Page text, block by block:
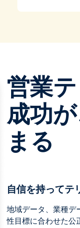
営業
成功
まる
自信を持ってテ
地域データ、業種デ
性目標に合わせた公